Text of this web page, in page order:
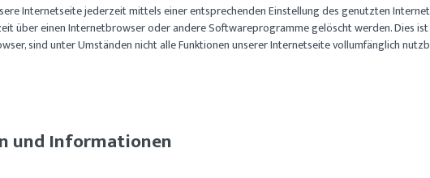
Internetseite jederzeit mittels einer entsprechenden Einstellung des genutzten
über einen Internetbrowser oder andere Softwareprogramme gelöscht werden. Dies
sind unter Umständen nicht alle Funktionen unserer Internetseite vollumfänglich
und Informationen